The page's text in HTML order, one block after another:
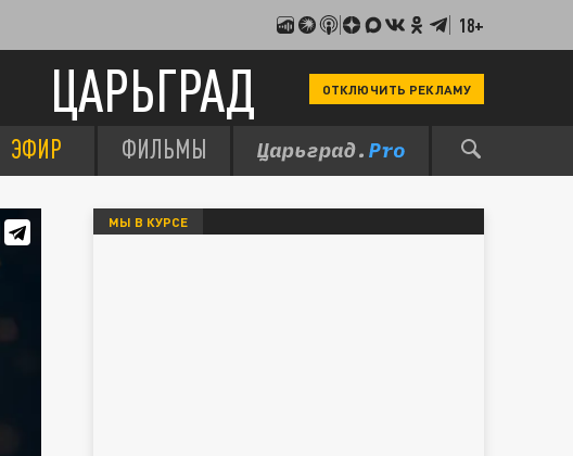
18+
ЦАРЬГРАД ОТКЛЮЧИТЬ РЕКЛАМУ
ЭФИР ФИЛЬМЫ
МЫ В КУРСЕ